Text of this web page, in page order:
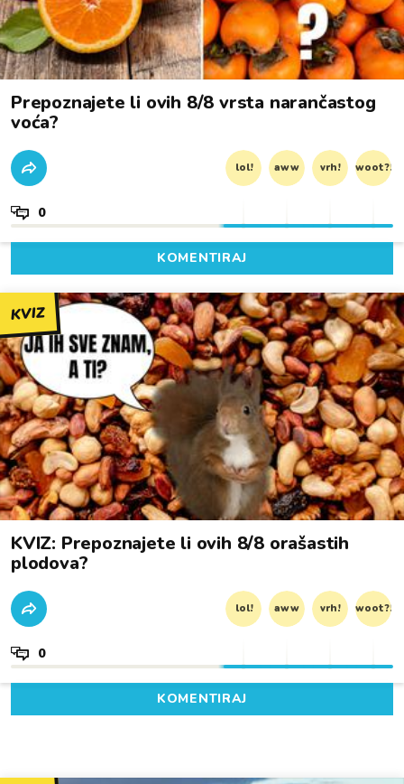
Prepoznajete li ovih 8/8 vrsta narančastog
voća?
lol! aww vrh! woot?!
0
KOMENTIRAJ
KVIZ
KVIZ: Prepoznajete li ovih 8/8 orašastih
plodova?
lol! aww vrh! woot?!
0
KOMENTIRAJ